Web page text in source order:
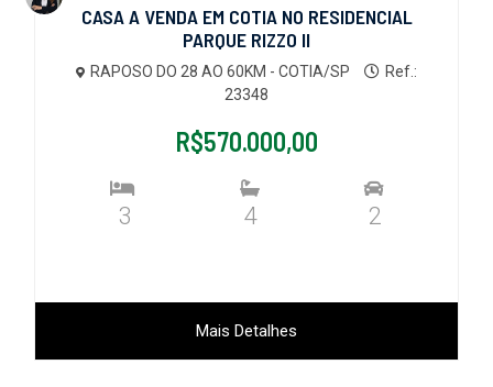
CASA A VENDA EM COTIA NO RESIDENCIAL
PARQUE RIZZO II
RAPOSO DO 28 AO 60KM - COTIA/SP
Ref.:
23348
R$570.000,00
3 4 2
Mais Detalhes